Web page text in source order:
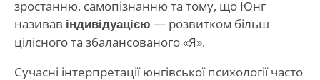
зростанню, самопізнанню та тому, що Юнг
називав індивідуацією — розвитком більш
цілісного та збалансованого «Я».
Сучасні інтерпретації юнгівської психології часто